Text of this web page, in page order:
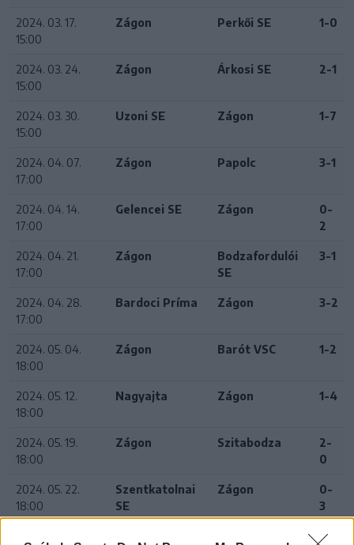
2024. 03. 17.
15:00
Zágon Perkői SE 1-0
2024. 03. 24.
15:00
Zágon Árkosi SE 2-1
2024. 03. 30.
15:00
Uzoni SE Zágon 1-7
2024. 04. 07.
17:00
Zágon Papolc 3-1
2024. 04. 14.
17:00
Gelencei SE Zágon
0-
2
2024. 04. 21.
17:00
Zágon
Bodzafordulói
SE
3-1
2024. 04. 28.
17:00
Bardoci Príma Zágon 3-2
2024. 05. 04.
18:00
Zágon Barót VSC 1-2
2024. 05. 12.
18:00
Nagyajta Zágon 1-4
2024. 05. 19.
18:00
Zágon Szitabodza
2-
0
2024. 05. 22.
18:00
Szentkatolnai
SE
Zágon
0-
3
1-4